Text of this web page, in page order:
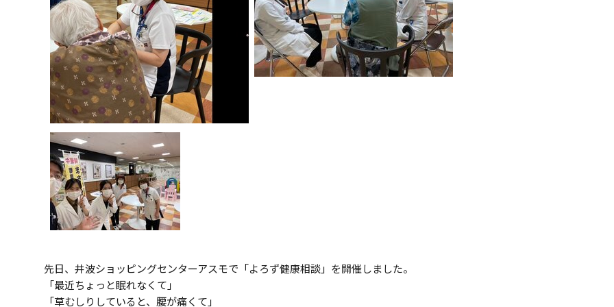
先日、井波ショッピングセンターアスモで「よろず健康相談」を開催しました。
「最近ちょっと眠れなくて」
「草むしりしていると、腰が痛くて」